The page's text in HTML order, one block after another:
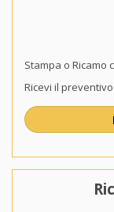
Stampa o Ricamo
Ricevi il